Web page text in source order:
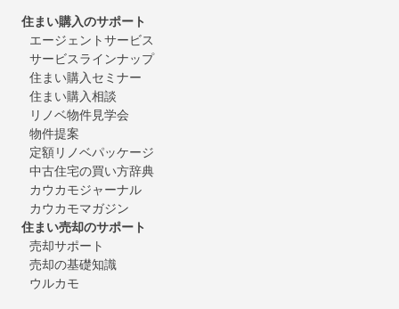
住まい購入のサポート
エージェントサービス
サービスラインナップ
住まい購入セミナー
住まい購入相談
リノベ物件見学会
物件提案
定額リノベパッケージ
中古住宅の買い方辞典
カウカモジャーナル
カウカモマガジン
住まい売却のサポート
売却サポート
売却の基礎知識
ウルカモ